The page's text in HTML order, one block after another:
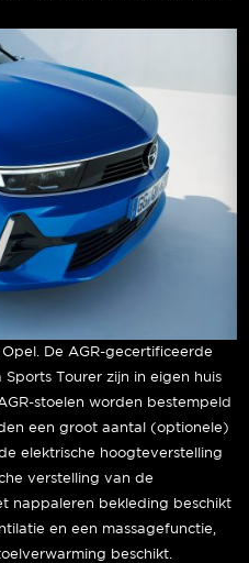
De AGR-gecertificeerde
Tourer zijn in eigen huis
stoelen worden bestempeld
een groot aantal (optionele)
elektrische hoogteverstelling
verstelling van de
nappaleren bekleding beschikt
en een massagefunctie,
beschikt.